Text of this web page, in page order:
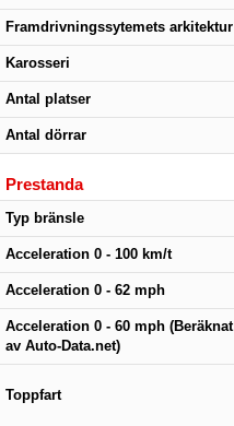
Framdrivningssytemets arkitektur
Karosseri
Antal platser
Antal dörrar
Prestanda
Typ bränsle
Acceleration 0 - 100 km/t
Acceleration 0 - 62 mph
Acceleration 0 - 60 mph (Beräknat
av Auto-Data.net)
Toppfart